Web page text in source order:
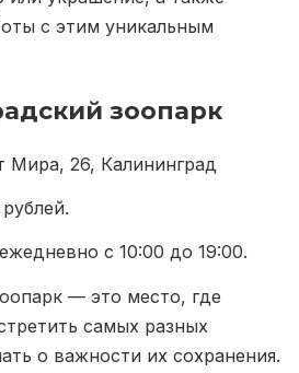
с этим уникальным
зоопарк
Мира, 26, Калининград
с 10:00 до 19:00.
— это место, где
самых разных
о важности их сохранения.